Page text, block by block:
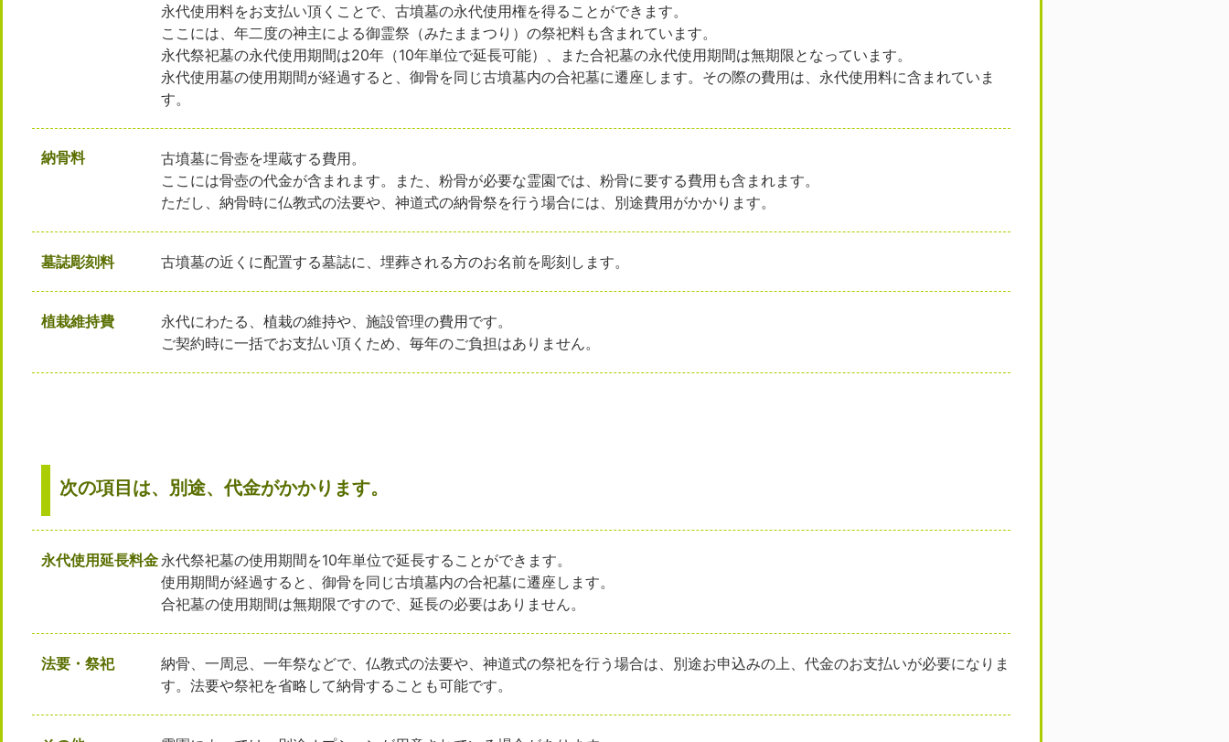
永代使用料をお支払い頂くことで、古墳墓の永代使用権を得ることができます。
ここには、年二度の神主による御霊祭（みたままつり）の祭祀料も含まれています。
永代祭祀墓の永代使用期間は20年（10年単位で延長可能）、また合祀墓の永代使用期間は無期限となっています。
永代使用墓の使用期間が経過すると、御骨を同じ古墳墓内の合祀墓に遷座します。その際の費用は、永代使用料に含まれていま
す。
納骨料
古墳墓に骨壺を埋蔵する費用。
ここには骨壺の代金が含まれます。また、粉骨が必要な霊園では、粉骨に要する費用も含まれます。
ただし、納骨時に仏教式の法要や、神道式の納骨祭を行う場合には、別途費用がかかります。
墓誌彫刻料 古墳墓の近くに配置する墓誌に、埋葬される方のお名前を彫刻します。
植栽維持費
永代にわたる、植栽の維持や、施設管理の費用です。
ご契約時に一括でお支払い頂くため、毎年のご負担はありません。
次の項目は、別途、代金がかかります。
永代使用延長料金 永代祭祀墓の使用期間を10年単位で延長することができます。
使用期間が経過すると、御骨を同じ古墳墓内の合祀墓に遷座します。
合祀墓の使用期間は無期限ですので、延長の必要はありません。
法要・祭祀
納骨、一周忌、一年祭などで、仏教式の法要や、神道式の祭祀を行う場合は、別途お申込みの上、代金のお支払いが必要になりま
す。法要や祭祀を省略して納骨することも可能です。